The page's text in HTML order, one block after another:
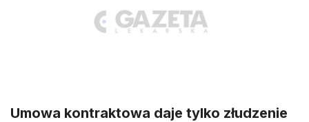
Umowa kontraktowa daje tylko złudzenie